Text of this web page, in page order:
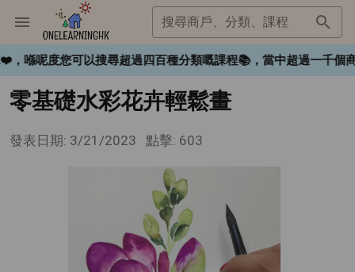
搜尋商戶、分類、課程
呢度您可以搜尋超過四百種分類嘅課程📚，當中超過一千個商
零基礎水彩花卉輕鬆畫
發表日期: 3/21/2023 點擊: 603